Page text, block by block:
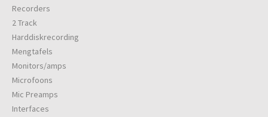
Recorders
2 Track
Harddiskrecording
Mengtafels
Monitors/amps
Microfoons
Mic Preamps
Interfaces